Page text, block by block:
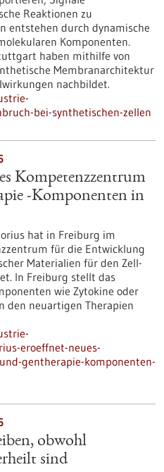
Reaktionen zu
entstehen durch dynamische
Komponenten.
haben mithilfe von
Membranarchitektur
nachbildet.
bei-synthetischen-zellen
Kompetenzzentrum
‑Komponenten in
hat in Freiburg im
für die Entwicklung
Materialien für den Zell-
In Freiburg stellt das
wie Zytokine oder
den neuartigen Therapien
eroeffnet-neues-
gentherapie-komponenten-
obwohl
sind